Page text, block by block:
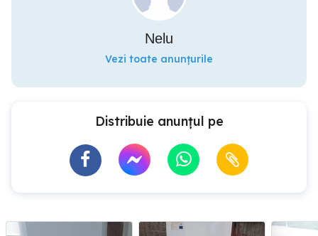
Nelu
Vezi toate anunțurile
Distribuie anunțul pe